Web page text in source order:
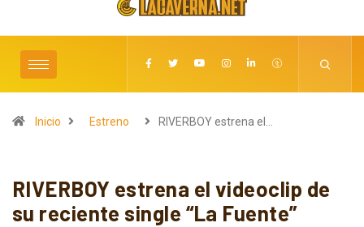
Inicio Estreno RIVERBOY estrena el…
RIVERBOY estrena el videoclip de
su reciente single “La Fuente”